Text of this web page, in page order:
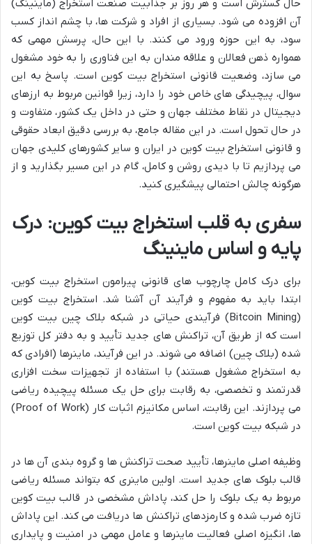
حال گسترش است و هر روز بر جذابیت صنعت استخراج (ماینینگ)
آن افزوده می شود. بسیاری از افراد و شرکت ها، با چشم انداز کسب
سود، به این حوزه ورود می کنند. با این حال، پرسش مهمی که
همواره ذهن فعالان و علاقه مندان به این فناوری را به خود مشغول
می سازد، وضعیت قانونی استخراج بیت کوین است. پاسخ به این
سوال، پیچیدگی های خاص خود را دارد، زیرا قوانین مربوط به ارزهای
دیجیتال در نقاط مختلف جهان و حتی در داخل یک کشور، متفاوت و
در حال تحول است. در این مقاله جامع، به بررسی دقیق ابعاد حقوقی
و قانونی استخراج بیت کوین در ایران و سایر کشورهای کلیدی جهان
می پردازیم تا با دیدی روشن و کامل، گام در این مسیر بگذارید و از
هرگونه چالش احتمالی پیشگیری کنید.
سفری به قلب استخراج بیت کوین: درک
پایه و اساس ماینینگ
برای درک کامل چارچوب های قانونی پیرامون استخراج بیت کوین،
ابتدا باید به مفهوم و فرآیند آن آشنا شد. استخراج بیت کوین
(Bitcoin Mining) فرآیندی حیاتی در شبکه بلاک چین بیت کوین
است که از طریق آن، تراکنش های جدید تأیید و به دفتر کل توزیع
شده (بلاک چین) اضافه می شوند. در این فرآیند، ماینرها (افرادی که
به استخراج مشغول هستند) با استفاده از تجهیزات سخت افزاری
قدرتمند و تخصصی، به رقابت برای حل یک مسئله پیچیده ریاضی
می پردازند. این رقابت، اساس مکانیزم اثبات کار (Proof of Work)
در شبکه بیت کوین است.
وظیفه اصلی ماینرها، تأیید صحت تراکنش ها و گروه بندی آن ها در
قالب بلوک های جدید است. اولین ماینری که بتواند مسئله ریاضی
مربوط به یک بلوک را حل کند، پاداش مشخصی در قالب بیت کوین
تازه ضرب شده و کارمزدهای تراکنش ها دریافت می کند. این پاداش
ها، انگیزه اصلی فعالیت ماینرها و عامل مهمی در امنیت و پایداری